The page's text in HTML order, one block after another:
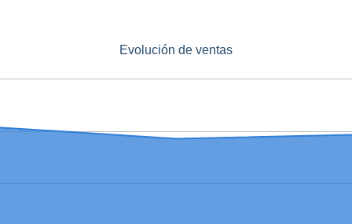
Evolución de ventas